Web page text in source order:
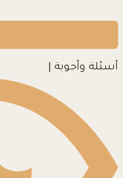
أسئلة وأجوبة